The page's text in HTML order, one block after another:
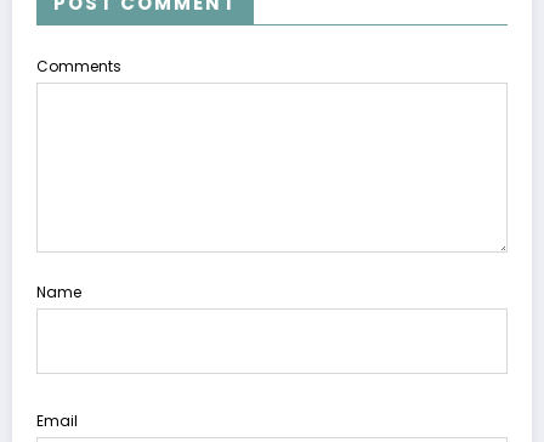
Comments
Name
Email